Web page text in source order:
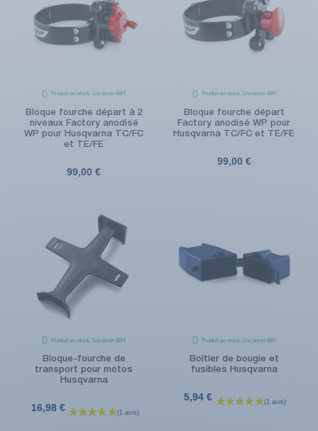
Produit en stock. Livraison 48H
Bloque fourche départ à 2
niveaux Factory anodisé
WP pour Husqvarna TC/FC
et TE/FE
99,00 €
Produit en stock. Livraison 48H
Bloque fourche départ
Factory anodisé WP pour
Husqvarna TC/FC et TE/FE
99,00 €
Produit en stock. Livraison 48H
Bloque-fourche de
transport pour motos
Husqvarna
16,98 €
Produit en stock. Livraison 48H
Boîtier de bougie et
fusibles Husqvarna
5,94 €